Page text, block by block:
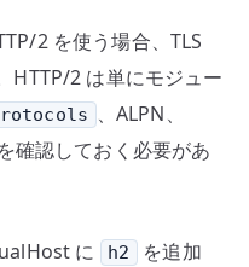
2 を使う場合、TLS
2 は単にモジュー
、ALPN、
確認しておく必要があ
に h2
を追加